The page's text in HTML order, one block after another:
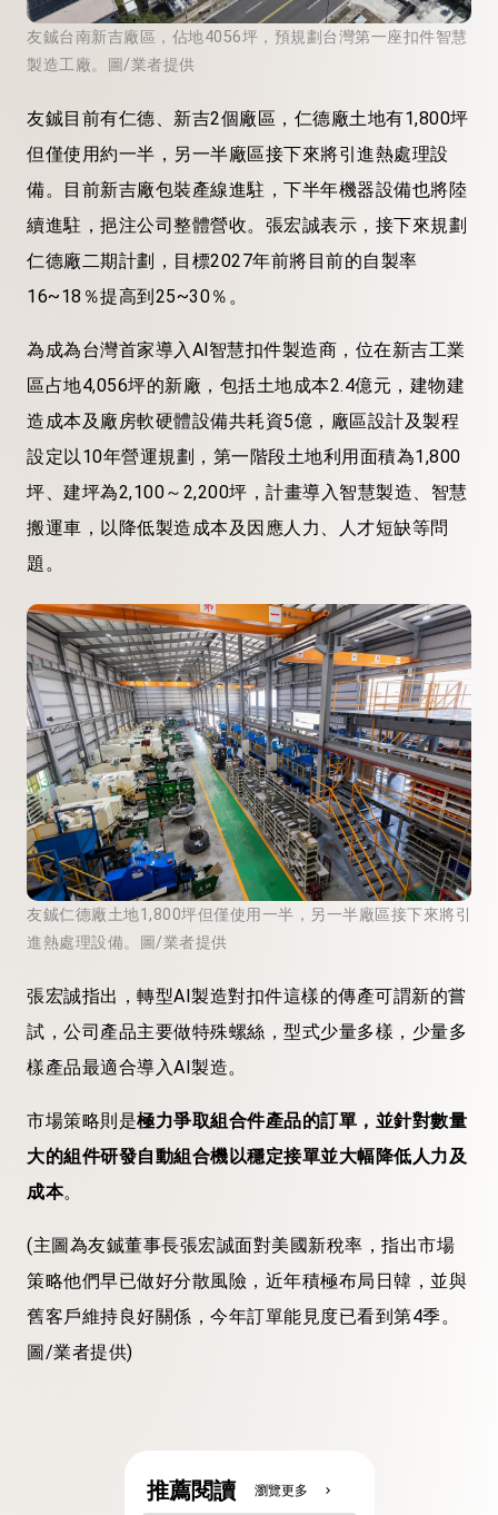
友鋮台南新吉廠區，佔地4056坪，預規劃台灣第一座扣件智慧
製造工廠。圖/業者提供
友鋮目前有仁德、新吉2個廠區，仁德廠土地有1,800坪
但僅使用約一半，另一半廠區接下來將引進熱處理設
備。目前新吉廠包裝產線進駐，下半年機器設備也將陸
續進駐，挹注公司整體營收。張宏誠表示，接下來規劃
仁德廠二期計劃，目標2027年前將目前的自製率
16~18％提高到25~30％。
為成為台灣首家導入Al智慧扣件製造商，位在新吉工業
區占地4,056坪的新廠，包括土地成本2.4億元，建物建
造成本及廠房軟硬體設備共耗資5億，廠區設計及製程
設定以10年營運規劃，第一階段土地利用面積為1,800
坪、建坪為2,100～2,200坪，計畫導入智慧製造、智慧
搬運車，以降低製造成本及因應人力、人才短缺等問
題。
友鋮仁德廠土地1,800坪但僅使用一半，另一半廠區接下來將引
進熱處理設備。圖/業者提供
張宏誠指出，轉型AI製造對扣件這樣的傳產可謂新的嘗
試，公司產品主要做特殊螺絲，型式少量多樣，少量多
樣產品最適合導入AI製造。
市場策略則是極力爭取組合件產品的訂單，並針對數量
大的組件研發自動組合機以穩定接單並大幅降低人力及
成本。
(主圖為友鋮董事長張宏誠面對美國新稅率，指出市場
策略他們早已做好分散風險，近年積極布局日韓，並與
舊客戶維持良好關係，今年訂單能見度已看到第4季。
圖/業者提供)
推薦閱讀 瀏覽更多 chevron_right